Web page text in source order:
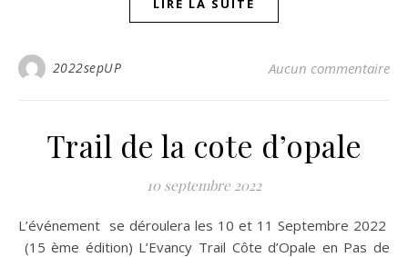
LIRE LA SUITE
2022sepUP Aucun commentaire
Trail de la cote d’opale
10 septembre 2022
L’événement se déroulera les 10 et 11 Septembre 2022
(15 ème édition) ​L’Evancy Trail Côte d’Opale en Pas de